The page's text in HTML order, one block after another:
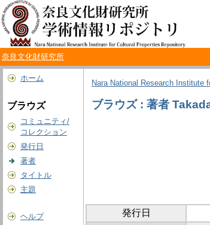
奈良文化財研究所
ホーム
ブラウズ
コミュニティ/
コレクション
発行日
著者
タイトル
主題
ヘルプ
Nara National Research Institute
ブラウズ : 著者
発行日